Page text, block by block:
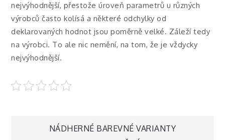
nejvýhodnější, přestože úroveň parametrů u různých
výrobců často kolísá a některé odchylky od
deklarovaných hodnot jsou poměrně velké. Záleží tedy
na výrobci. To ale nic nemění, na tom, že je vždycky
nejvýhodnější.
Navigace
NÁDHERNÉ BAREVNÉ VARIANTY